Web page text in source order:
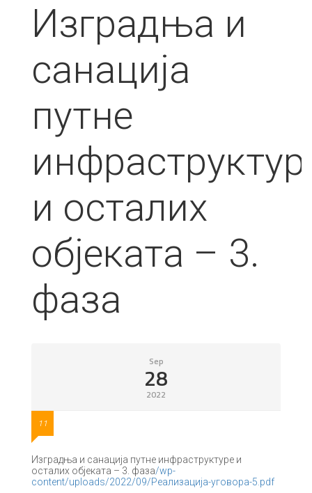
Изградња и
санација
путне
и осталих
објеката – 3.
фаза
Sep
28
2022
11
Изградња и санација путне инфраструктуре и
осталих објеката – 3. фаза/wp-
content/uploads/2022/09/Реализација-уговора-5.pdf